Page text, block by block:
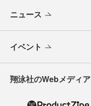
ニュース
イベント
翔泳社のWebメディア